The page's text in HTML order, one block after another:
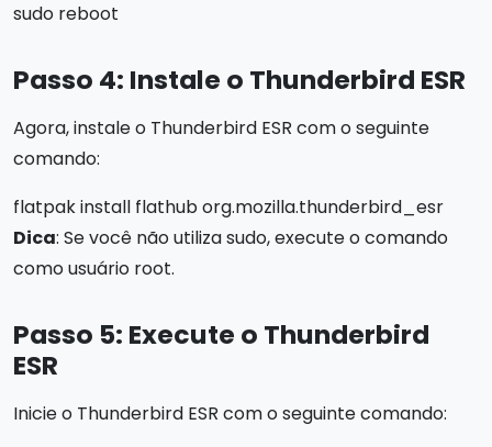
sudo reboot
Passo 4: Instale o Thunderbird ESR
Agora, instale o Thunderbird ESR com o seguinte
comando:
flatpak install flathub org.mozilla.thunderbird_esr
Dica: Se você não utiliza sudo, execute o comando
como usuário root.
Passo 5: Execute o Thunderbird
ESR
Inicie o Thunderbird ESR com o seguinte comando: